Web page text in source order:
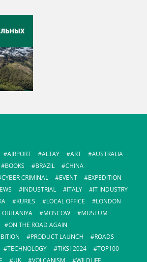
AIRPORT ALTAY ART
AUSTRALIA
BOOKS BRAZIL
CHINA
CYBER CRIMINAL EVENT
EXPEDITION
INDUSTRIAL ITALY
IT INDUSTRY
KURILS LOCAL OFFICE
LONDON
OBITANIYA MOSCOW
MUSEUM
ON THE ROAD AGAIN
PRODUCT LAUNCH
ROADS
TECHNOLOGY TIKSI-2024
TOP100
UK VOLCANISM WILDLIFE